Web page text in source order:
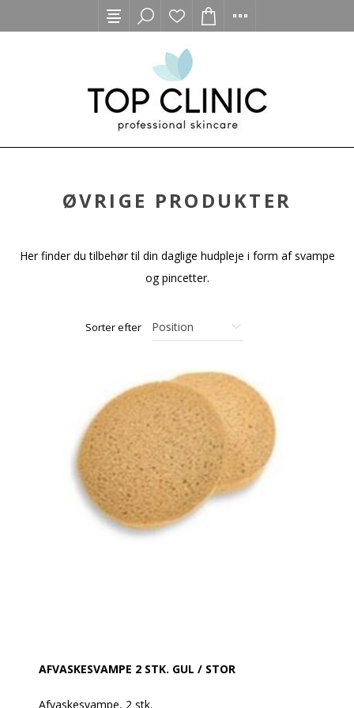
ØVRIGE PRODUKTER
Her finder du tilbehør til din daglige hudpleje i form af svampe
og pincetter.
Sorter efter
AFVASKESVAMPE 2 STK. GUL / STOR
Afvaskesvampe, 2 stk.